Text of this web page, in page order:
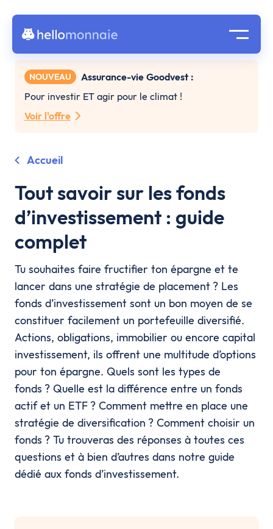
NOUVEAU
Assurance-vie Goodvest :
Pour investir ET agir pour le climat !
Voir l'offre
Accueil
Tout savoir sur les fonds
d’investissement : guide
complet
Tu souhaites faire fructifier ton épargne et te
lancer dans une stratégie de placement ? Les
fonds d’investissement sont un bon moyen de se
constituer facilement un portefeuille diversifié.
Actions, obligations, immobilier ou encore capital
investissement, ils offrent une multitude d’options
pour ton épargne. Quels sont les types de
fonds ? Quelle est la différence entre un fonds
actif et un ETF ? Comment mettre en place une
stratégie de diversification ? Comment choisir un
fonds ? Tu trouveras des réponses à toutes ces
questions et à bien d’autres dans notre guide
dédié aux fonds d’investissement.